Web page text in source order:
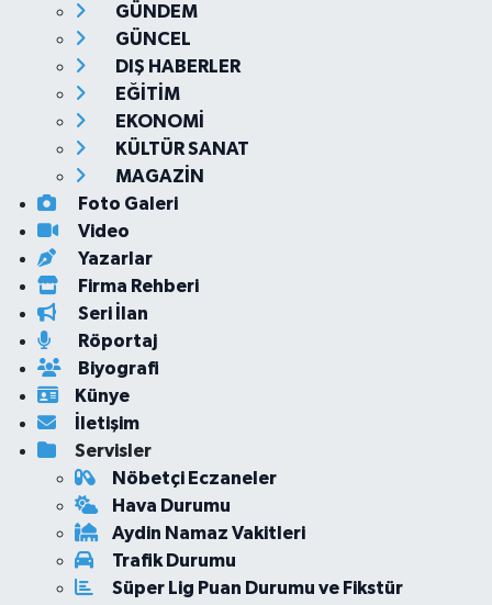
GÜNDEM
GÜNCEL
DIŞ HABERLER
EĞİTİM
EKONOMİ
KÜLTÜR SANAT
MAGAZİN
Foto Galeri
Video
Yazarlar
Firma Rehberi
Seri İlan
Röportaj
Biyografi
Künye
İletişim
Servisler
Nöbetçi Eczaneler
Hava Durumu
Aydin Namaz Vakitleri
Trafik Durumu
Süper Lig Puan Durumu ve Fikstür